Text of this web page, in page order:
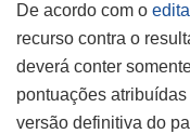
De acordo com o
recurso contra o
deverá conter
pontuações
versão definitiva do